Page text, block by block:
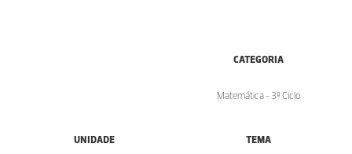
CATEGORIA
Matemática - 3º Ciclo
UNIDADE TEMA